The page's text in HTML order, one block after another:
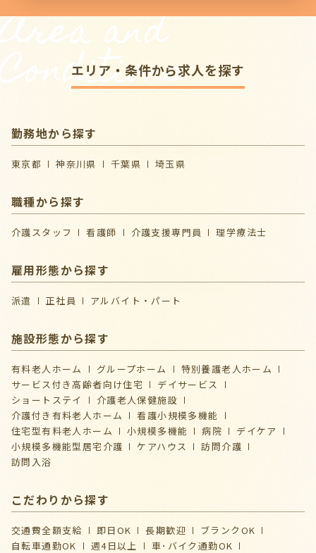
Area and
Conditions
エリア・条件から求人を探す
勤務地から探す
東京都 神奈川県 千葉県 埼玉県
職種から探す
介護スタッフ 看護師 介護支援専門員 理学療法士
雇用形態から探す
派遣 正社員 アルバイト・パート
施設形態から探す
有料老人ホーム グループホーム
特別養護老人ホーム
サービス付き高齢者向け住宅
デイサービス
ショートステイ
介護⽼⼈保健施設
介護付き有料老人ホーム
看護小規模多機能
住宅型有料老人ホーム
小規模多機能 病院
デイケア
⼩規模多機能型居宅介護
ケアハウス
訪問介護
訪問入浴
こだわりから探す
交通費全額支給 即日OK 長期歓迎
ブランクOK
自転車通勤OK
週4日以上
車･バイク通勤OK